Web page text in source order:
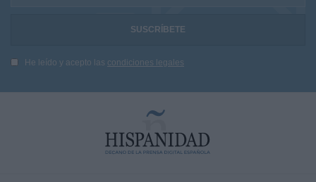
He leído y acepto las condiciones legales